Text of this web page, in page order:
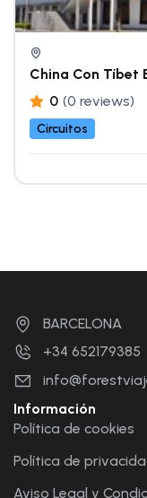
China Con Tíbet
0 (0 reviews)
Circuitos
BARCELONA
+34 652179385
Información
Política de cookies
Política de
Aviso Legal y